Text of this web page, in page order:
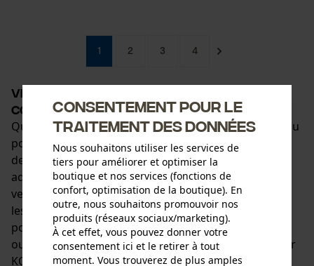
1 2 3 4
Vêtements de plein air : bien protégé
contre le vent et les intempéries
Que ce soit pour travailler en forêt et dans le jardin ou
pour les loisirs : les personnes qui passent beaucoup
de temps à l'extérieur ont besoin de vêtements
adaptés ! L'offre va de vêtements fonctionnels aux
vestes de plein air pour hommes qui résistent à tous
les défis, en passant par les chemises en flanelle
polyvalentes. Que vous soyez un travailleur forestier
ou un amateur de plein air : les vêtements de plein air
KOX offrent une protection optimale pour toutes vos
Consentement pour le
traitement des données
Nous souhaitons utiliser les services de
tiers pour améliorer et optimiser la
boutique et nos services (fonctions de
confort, optimisation de la boutique). En
outre, nous souhaitons promouvoir nos
produits (réseaux sociaux/marketing).
À cet effet, vous pouvez donner votre
consentement ici et le retirer à tout
moment. Vous trouverez de plus amples